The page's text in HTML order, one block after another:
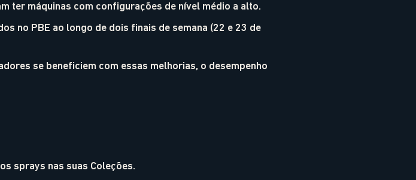
ter máquinas com configurações de nível médio a alto.
no PBE ao longo de dois finais de semana (22 e 23 de
se beneficiem com essas melhorias, o desempenho
sprays nas suas Coleções.